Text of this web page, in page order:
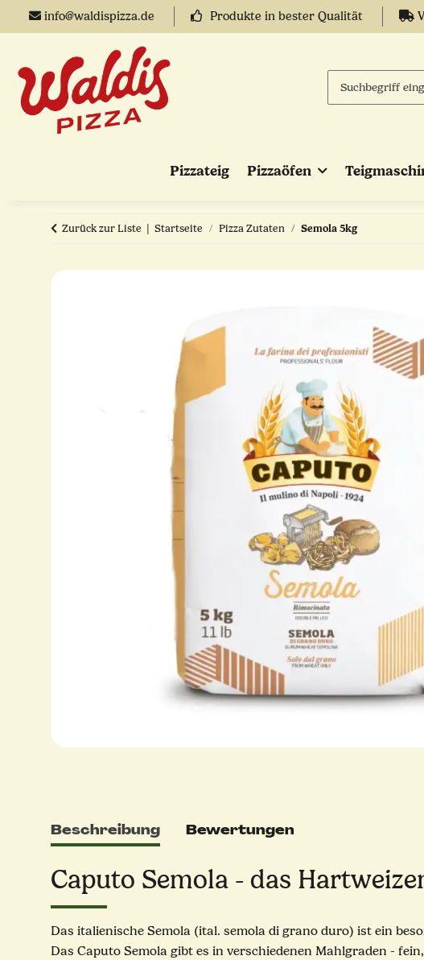
info@waldispizza.de Produkte in bester Qualität
Pizzateig Pizzaöfen
Zurück zur Liste Startseite Pizza Zutaten Semola 5kg
Beschreibung Bewertungen
Caputo Semola - das
Das italienische Semola (ital. semola di grano duro) ist ein
Das Caputo Semola gibt es in verschiedenen Mahlgraden -